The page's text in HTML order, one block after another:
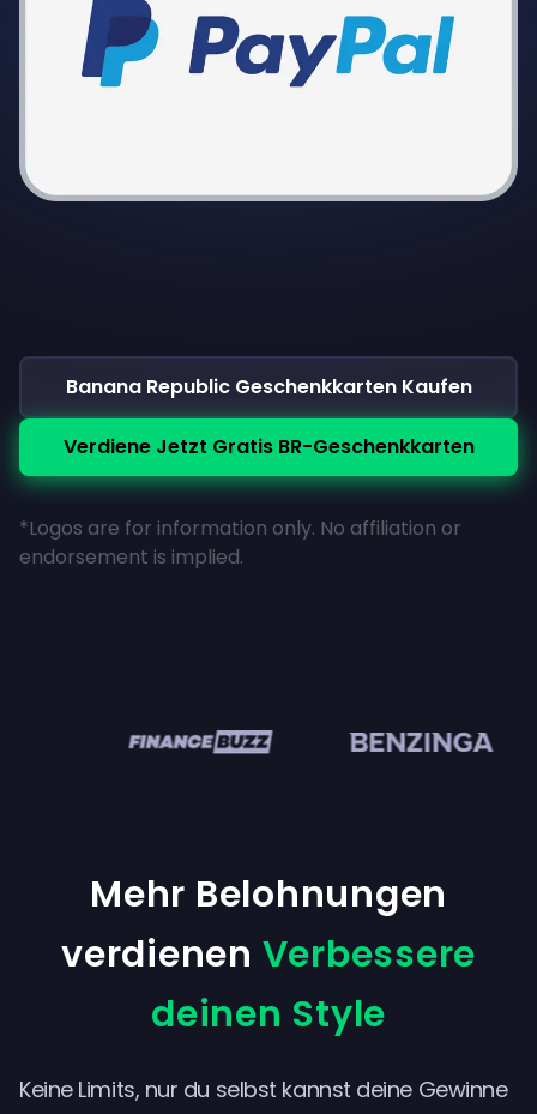
Banana Republic Geschenkkarten Kaufen
Verdiene Jetzt Gratis BR-Geschenkkarten
*Logos are for information only. No affiliation or
endorsement is implied.
Mehr Belohnungen
verdienen Verbessere
deinen Style
Keine Limits, nur du selbst kannst deine Gewinne